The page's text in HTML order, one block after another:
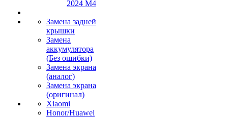
2024 M4
Замена задней
крышки
Замена
аккумулятора
(Без ошибки)
Замена экрана
(аналог)
Замена экрана
(оригинал)
Xiaomi
Honor/Huawei